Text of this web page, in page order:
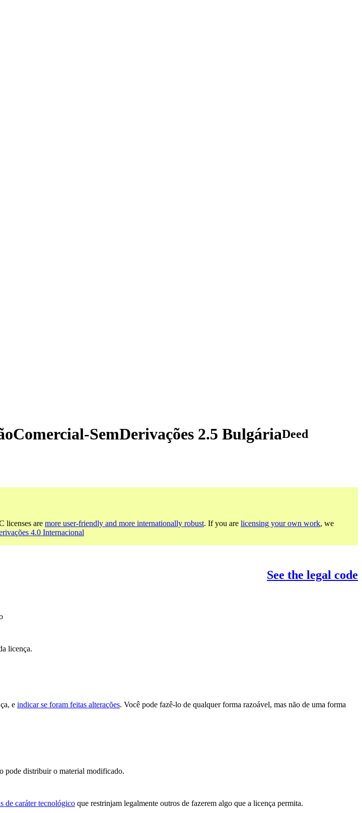
SemDerivações 2.5 BulgáriaDeed
licenses are more user-friendly and more internationally robust. If you are licensing your own work, we
4.0 Internacional
See the legal code
licença.
e indicar se foram feitas alterações. Você pode fazê-lo de qualquer forma razoável, mas não de uma forma
pode distribuir o material modificado.
de caráter tecnológico que restrinjam legalmente outros de fazerem algo que a licença permita.